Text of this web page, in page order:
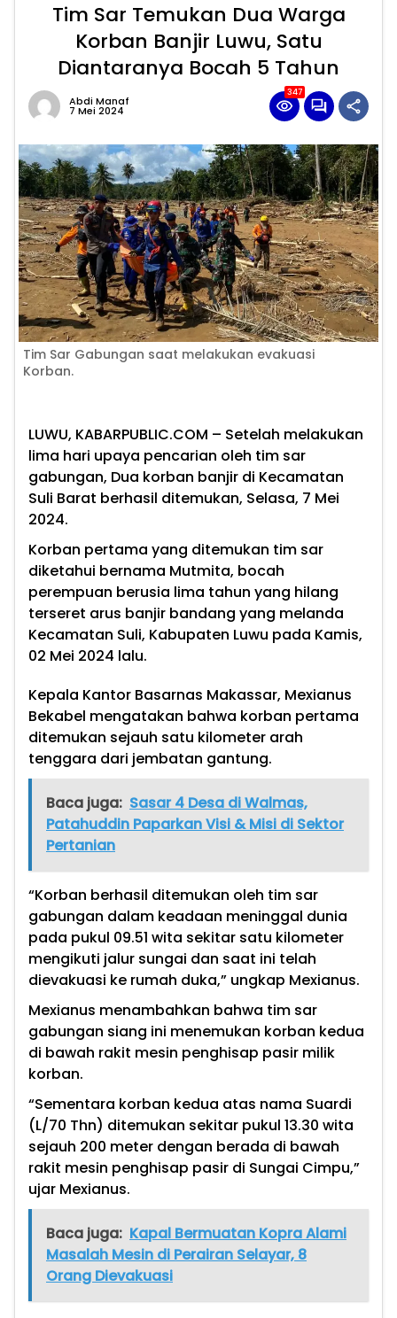
Tim Sar Temukan Dua Warga
Korban Banjir Luwu, Satu
Diantaranya Bocah 5 Tahun
Abdi Manaf
7 Mei 2024
347
Tim Sar Gabungan saat melakukan evakuasi
Korban.
LUWU, KABARPUBLIC.COM – Setelah melakukan
lima hari upaya pencarian oleh tim sar
gabungan, Dua korban banjir di Kecamatan
Suli Barat berhasil ditemukan, Selasa, 7 Mei
2024.
Korban pertama yang ditemukan tim sar
diketahui bernama Mutmita, bocah
perempuan berusia lima tahun yang hilang
terseret arus banjir bandang yang melanda
Kecamatan Suli, Kabupaten Luwu pada Kamis,
02 Mei 2024 lalu.
Kepala Kantor Basarnas Makassar, Mexianus
Bekabel mengatakan bahwa korban pertama
ditemukan sejauh satu kilometer arah
tenggara dari jembatan gantung.
Baca juga: Sasar 4 Desa di Walmas,
Patahuddin Paparkan Visi & Misi di Sektor
Pertanian
“Korban berhasil ditemukan oleh tim sar
gabungan dalam keadaan meninggal dunia
pada pukul 09.51 wita sekitar satu kilometer
mengikuti jalur sungai dan saat ini telah
dievakuasi ke rumah duka,” ungkap Mexianus.
Mexianus menambahkan bahwa tim sar
gabungan siang ini menemukan korban kedua
di bawah rakit mesin penghisap pasir milik
korban.
“Sementara korban kedua atas nama Suardi
(L/70 Thn) ditemukan sekitar pukul 13.30 wita
sejauh 200 meter dengan berada di bawah
rakit mesin penghisap pasir di Sungai Cimpu,”
ujar Mexianus.
Baca juga: Kapal Bermuatan Kopra Alami
Masalah Mesin di Perairan Selayar, 8
Orang Dievakuasi